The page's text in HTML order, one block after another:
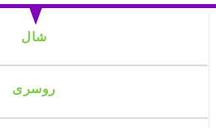
شال
روسری